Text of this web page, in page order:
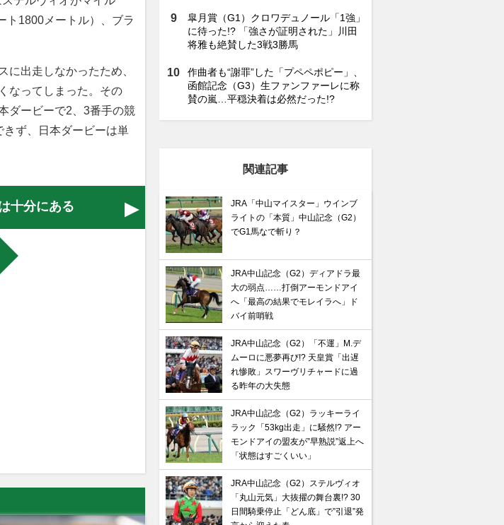
ト1800メートル）、ブラ
出走しなかったため、
なってしまった。その
ダービーで2、3番手の競
ず、日本ダービーは単
十分にある
皐月賞（G1）クロワデュノール「1強」
に待った!? 「強さが証明された」川田
将雅も絶賛した3戦3勝馬
作曲者も“謝罪”した「プペペポピー」、
函館記念（G3）生ファンファーレに称
賛の嵐…平穏決着は必然だった!?
関連記事
JRA「中山マイスター」ウインブ
ライトの「本質」中山記念（G2）
でG1馬なで斬り？
JRA中山記念（G2）ディアドラ最
大の弱点……打倒アーモンドアイ
へ「最高の結果でモレイラへ」ド
バイ前哨戦
JRA中山記念（G2）「不運」M.デ
ムーロに悪夢再び!? 天皇賞「出遅
れ惨敗」スワーヴリチャードに過
る昨年の大失態
JRA中山記念（G2）ラッキーライ
ラック「53kg出走」に騒然!? アー
モンドアイの盟友が”早熟説”返上へ
「状態はすごくいい」
JRA中山記念（G2）ステルヴィオ
「丸山元気」大抜擢の舞台裏!? 30
日間騎乗停止「どん底」で”引退”発